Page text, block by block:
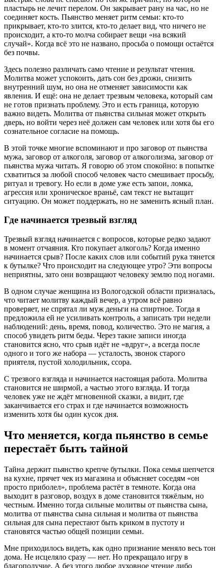
пластырь не лечит перелом. Он закрывает рану на час, но не
соединяет кость. Пьянство меняет ритм семьи: кто-то
прикрывает, кто-то злится, кто-то делает вид, что ничего не
происходит, а кто-то молча собирает вещи «на всякий
случай». Когда всё это не названо, просьба о помощи остаётся
без почвы.
Здесь полезно различать само чтение и результат чтения.
Молитва может успокоить, дать сон без дрожи, снизить
внутренний шум, но она не отменяет зависимости как
явления. И ещё: она не делает трезвым человека, который сам
не готов признать проблему. Это и есть граница, которую
важно видеть. Молитва от пьянства сильная может открыть
дверь, но войти через неё должен сам человек или хотя бы его
сознательное согласие на помощь.
В этой точке многие вспоминают и про заговор от пьянства
мужа, заговор от алкоголя, заговор от алкоголизма, заговор от
пьянства мужа читать. Я говорю об этом спокойно: в попытке
схватиться за любой способ человек часто смешивает просьбу,
ритуал и тревогу. Но если в доме уже есть запои, ломка,
агрессия или хроническое враньё, сам текст не вытащит
ситуацию. Он может поддержать, но не заменить ясный план.
Где начинается трезвый взгляд
Трезвый взгляд начинается с вопросов, которые редко задают
в момент отчаяния. Кто покупает алкоголь? Когда именно
начинается срыв? После каких слов или событий рука тянется
к бутылке? Что происходит на следующее утро? Эти вопросы
неприятны, зато они возвращают человеку землю под ногами.
В одном случае женщина из Вологодской области призналась,
что читает молитву каждый вечер, а утром всё равно
проверяет, не спрятал ли муж деньги на спиртное. Тогда я
предложила ей не усиливать контроль, а записать три недели
наблюдений: день, время, повод, количество. Это не магия, а
способ увидеть ритм беды. Через такие записи иногда
становится ясно, что срыв идёт не «вдруг», а всегда после
одного и того же набора — усталость, звонок старого
приятеля, пустой холодильник, ссора.
С трезвого взгляда и начинается настоящая работа. Молитва
становится не ширмой, а частью этого взгляда. И тогда
человек уже не ждёт мгновенной сказки, а видит, где
заканчивается его страх и где начинается возможность
изменить хотя бы один кусок дня.
Что меняется, когда пьянство в семье
перестаёт быть тайной
Тайна держит пьянство крепче бутылки. Пока семья шепчется
на кухне, прячет чек из магазина и объясняет соседям «он
просто приболел», проблема растёт в темноте. Когда она
выходит в разговор, воздух в доме становится тяжёлым, но
честным. Именно тогда сильные молитвы от пьянства сына,
молитва от пьянства сына сильная и молитва от пьянства
сильная для сына перестают быть криком в пустоту и
становятся частью общей позиции семьи.
Мне приходилось видеть, как одно признание меняло весь тон
дома. Не исцеляло сразу — нет. Но прекращало игру в
благополучие. А без этого любое духовное чтение либо